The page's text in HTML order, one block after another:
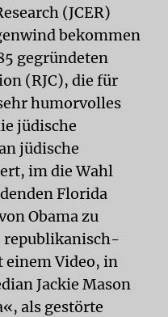
(JCER)
bekommen
gegründeten
(RJC), die für
humorvolles
jüdische
jüdische
im die Wahl
Florida
Obama zu
republikanisch-
einem Video, in
Jackie Mason
als gestörte